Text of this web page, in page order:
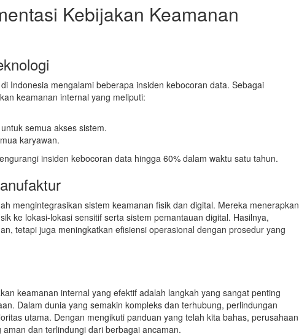
Kebijakan Keamanan
Indonesia mengalami beberapa insiden kebocoran data. Sebagai
keamanan internal yang meliputi:
semua akses sistem.
karyawan.
insiden kebocoran data hingga 60% dalam waktu satu tahun.
mengintegrasikan sistem keamanan fisik dan digital. Mereka menerapkan
ke lokasi-lokasi sensitif serta sistem pemantauan digital. Hasilnya,
tetapi juga meningkatkan efisiensi operasional dengan prosedur yang
keamanan internal yang efektif adalah langkah yang sangat penting
Dalam dunia yang semakin kompleks dan terhubung, perlindungan
utama. Dengan mengikuti panduan yang telah kita bahas, perusahaan
dan terlindungi dari berbagai ancaman.